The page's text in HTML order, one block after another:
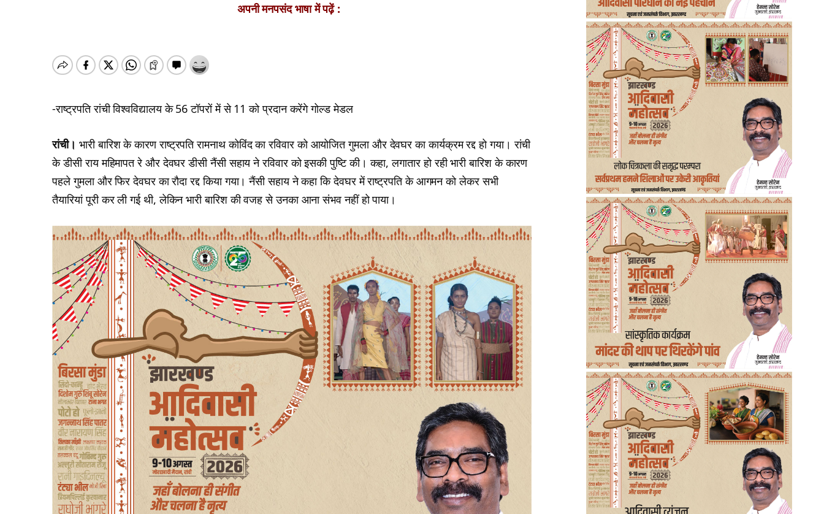
अपनी मनपसंद भाषा में पढ़ें :
-राष्ट्रपति रांची विश्वविद्यालय के 56 टॉपरों में से 11 को प्रदान करेंगे गोल्ड मेडल
रांची। भारी बारिश के कारण राष्ट्रपति रामनाथ कोविंद का रविवार को आयोजित गुमला और देवघर का कार्यक्रम रद्द हो गया। रांची
के डीसी राय महिमापत रे और देवघर डीसी नैंसी सहाय ने रविवार को इसकी पुष्टि की। कहा, लगातार हो रही भारी बारिश के कारण
पहले गुमला और फिर देवघर का रौदा रद्द किया गया। नैंसी सहाय ने कहा कि देवघर में राष्ट्रपति के आगमन को लेकर सभी
तैयारियां पूरी कर ली गई थी, लेकिन भारी बारिश की वजह से उनका आना संभव नहीं हो पाया।